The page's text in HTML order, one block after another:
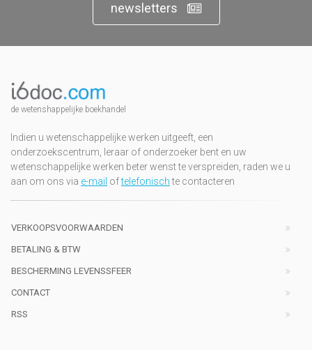
newsletters
de wetenshappelijke boekhandel
Indien u wetenschappelijke werken uitgeeft, een
onderzoekscentrum, leraar of onderzoeker bent en uw
wetenschappelijke werken beter wenst te verspreiden, raden we u
aan om ons via e-mail oftelefonischte contacteren
VERKOOPSVOORWAARDEN
BETALING & BTW
BESCHERMING LEVENSSFEER
CONTACT
RSS